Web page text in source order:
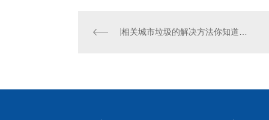
相关城市垃圾的解决方法你知道什么？